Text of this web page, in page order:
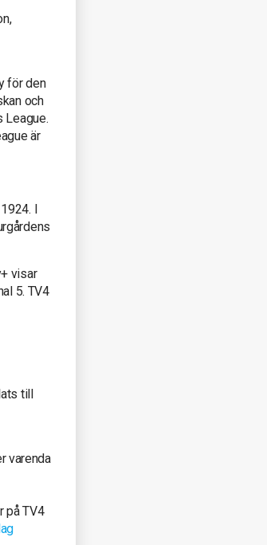
för den
och
League.
är
I
visar
5. TV4
till
varenda
på TV4